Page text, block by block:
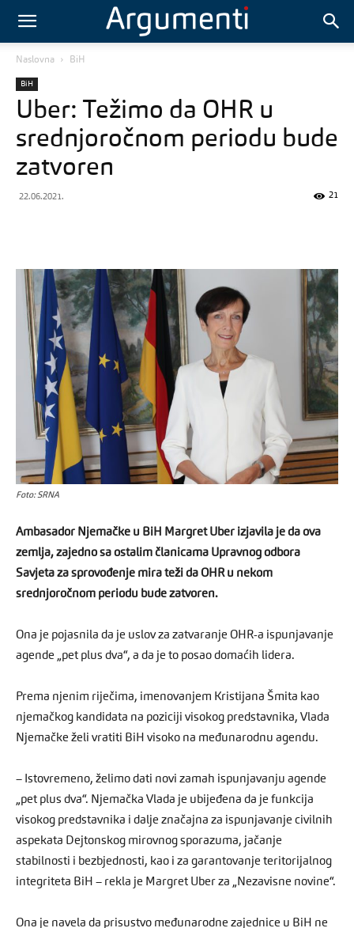
Naslovna BiH
BiH
Uber: Težimo da OHR u
srednjoročnom periodu bude
zatvoren
22.06.2021. 21
Foto: SRNA
Ambasador Njemačke u BiH Margret Uber izjavila je da ova
zemlja, zajedno sa ostalim članicama Upravnog odbora
Savjeta za sprovođenje mira teži da OHR u nekom
srednjoročnom periodu bude zatvoren.
Ona je pojasnila da je uslov za zatvaranje OHR-a ispunjavanje
agende „pet plus dva“, a da je to posao domaćih lidera.
Prema njenim riječima, imenovanjem Kristijana Šmita kao
njemačkog kandidata na poziciji visokog predstavnika, Vlada
Njemačke želi vratiti BiH visoko na međunarodnu agendu.
– Istovremeno, želimo dati novi zamah ispunjavanju agende
„pet plus dva“. Njemačka Vlada je ubijeđena da je funkcija
visokog predstavnika i dalje značajna za ispunjavanje civilnih
aspekata Dejtonskog mirovnog sporazuma, jačanje
stabilnosti i bezbjednosti, kao i za garantovanje teritorijalnog
integriteta BiH – rekla je Margret Uber za „Nezavisne novine“.
Ona je navela da prisustvo međunarodne zajednice u BiH ne